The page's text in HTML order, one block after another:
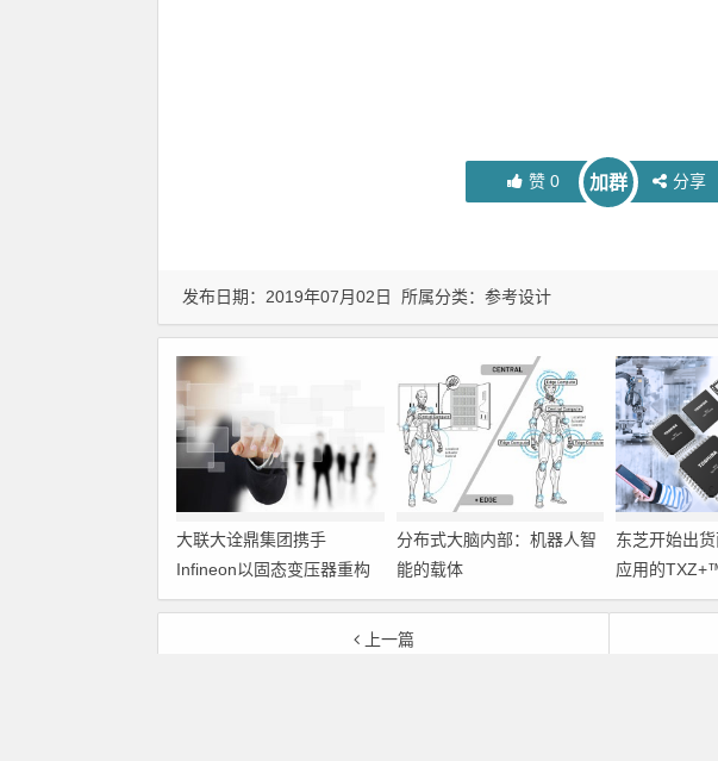
赞0 加群 分享
发布日期：2019年07月02日 所属分类： 参考设计
大联大诠鼎集团携手
Infineon以固态变压器重构
配电效率新标杆
分布式大脑内部：机器人智
能的载体
东芝开始出
应用的
M4V组（搭
Cortex‑M4
上一篇